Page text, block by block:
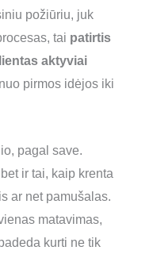
požiūriu, juk
tai patirtis
aktyviai
pirmos idėjos iki
pagal save.
ir tai, kaip krenta
ar net pamušalas.
matavimas,
kurti ne tik